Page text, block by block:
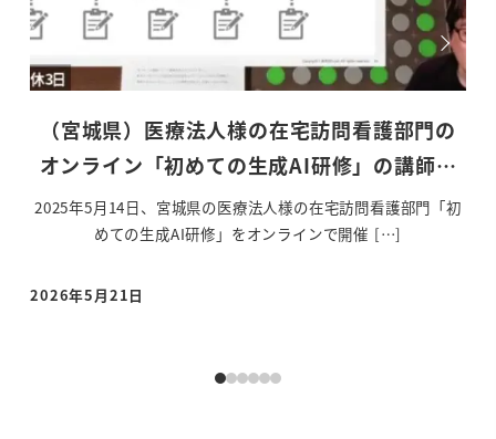
（愛知県）訪問看護ステーション様の生成AI
研修の講師を務めました
愛知県豊橋市の訪問看護ステーションの幹部看護師様を対象と
した生成AI研修を実施させていただきました。 […]
投稿日
2026年4月25日